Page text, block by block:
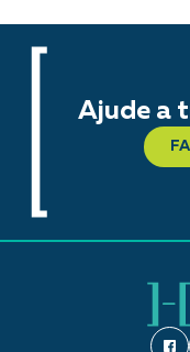
Ajude a